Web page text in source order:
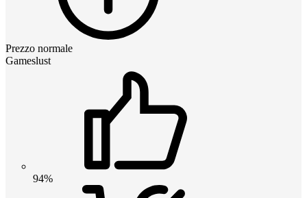
Prezzo normale
Gameslust
94%